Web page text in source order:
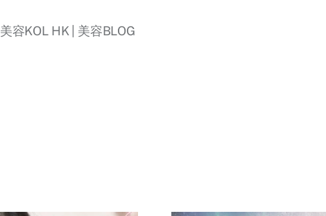
美容KOL HK | 美容BLOG